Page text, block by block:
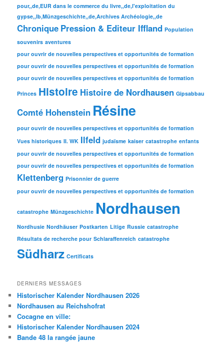
pour,,de,EUR dans le commerce du livre,,de,l'exploitation du
gypse,,lb,Münzgeschichte,,de,Archives Archéologie,,de
Chronique Pression & Editeur Iffland Population
souvenirs aventures
pour ouvrir de nouvelles perspectives et opportunités de formation
pour ouvrir de nouvelles perspectives et opportunités de formation
pour ouvrir de nouvelles perspectives et opportunités de formation
Princes Histoire Histoire de Nordhausen Gipsabbau
Comté Hohenstein Résine
pour ouvrir de nouvelles perspectives et opportunités de formation
Vues historiques II. WK Ilfeld judaïsme kaiser catastrophe enfants
pour ouvrir de nouvelles perspectives et opportunités de formation
pour ouvrir de nouvelles perspectives et opportunités de formation
Klettenberg Prisonnier de guerre
pour ouvrir de nouvelles perspectives et opportunités de formation
catastrophe Münzgeschichte Nordhausen
Nordhusie Nordhäuser Postkarten Litige Russie catastrophe
Résultats de recherche pour Schlaraffenreich catastrophe
Südharz Certificats
DERNIERS MESSAGES
Historischer Kalender Nordhausen 2026
Nordhausen au Reichshofrat
Cocagne en ville:
Historischer Kalender Nordhausen 2024
Bande 48 la rangée jaune